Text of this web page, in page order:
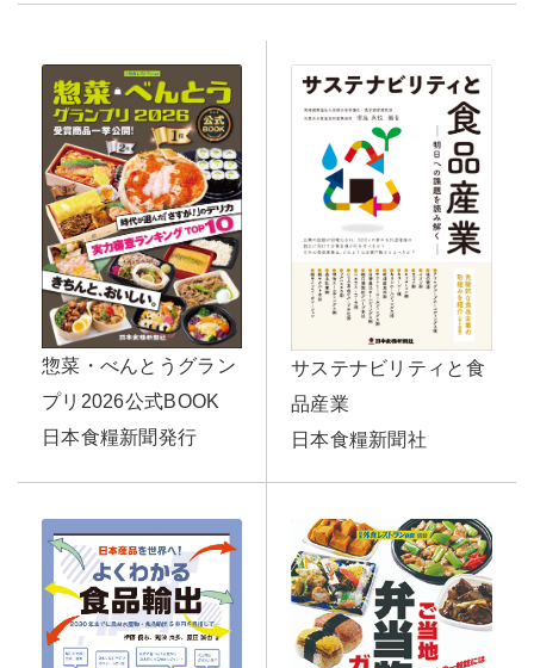
惣菜・べんとうグラン
プリ2026公式BOOK
日本食糧新聞発行
サステナビリティと食
品産業
日本食糧新聞社